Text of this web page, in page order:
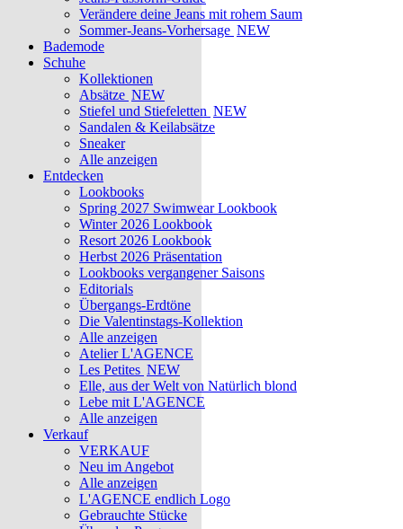
Verändere deine Jeans mit rohem Saum
Sommer-Jeans-Vorhersage NEW
Bademode
Schuhe
Kollektionen
Absätze NEW
Stiefel und Stiefeletten NEW
Sandalen & Keilabsätze
Sneaker
Alle anzeigen
Entdecken
Lookbooks
Spring 2027 Swimwear Lookbook
Winter 2026 Lookbook
Resort 2026 Lookbook
Herbst 2026 Präsentation
Lookbooks vergangener Saisons
Editorials
Übergangs-Erdtöne
Die Valentinstags-Kollektion
Alle anzeigen
Atelier L'AGENCE
Les Petites NEW
Elle, aus der Welt von Natürlich blond
Lebe mit L'AGENCE
Alle anzeigen
Verkauf
VERKAUF
Neu im Angebot
Alle anzeigen
L'AGENCE endlich Logo
Gebrauchte Stücke